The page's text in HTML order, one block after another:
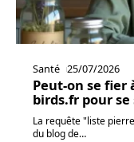
Santé 25/07/2026
Peut-on se fier
birds.fr pour
La requête "liste
du blog de…